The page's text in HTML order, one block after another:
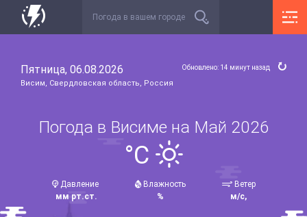
Пятница, 06.08.2026
Висим, Свердловская область, Россия
Обновлено: 14 минут назад
Погода в Висиме на Май 2026
°C
Давление
мм рт.ст.
Влажность
%
Ветер
м/с,